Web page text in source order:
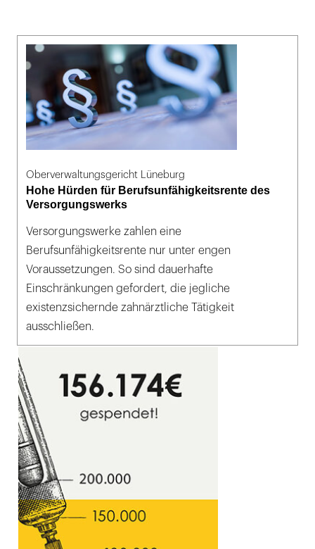
Oberverwaltungsgericht Lüneburg
Hohe Hürden für Berufsunfähigkeitsrente des
Versorgungswerks
Versorgungswerke zahlen eine
Berufsunfähigkeitsrente nur unter engen
Voraussetzungen. So sind dauerhafte
Einschränkungen gefordert, die jegliche
existenzsichernde zahnärztliche Tätigkeit
ausschließen.